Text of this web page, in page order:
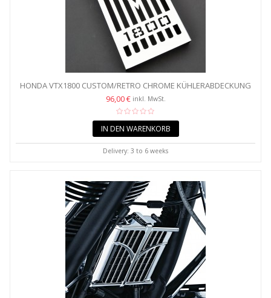
HONDA VTX1800 CUSTOM/RETRO CHROME KÜHLERABDECKUNG
(RS)
96,00 € inkl. MwSt.
IN DEN WARENKORB
Delivery: 3 to 6 weeks